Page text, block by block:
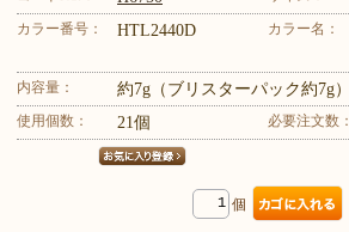
カラー番号： HTL2440D カラー名：
内容量： 約7g（ブリスターパック約7g）
使用個数： 21個 必要注文数：
個